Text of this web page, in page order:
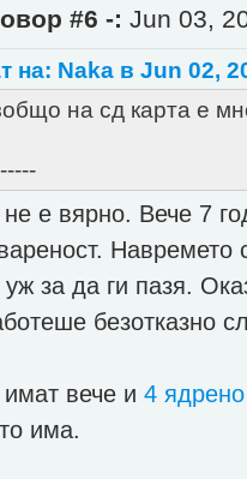
#6 -: Jun 03,
на: Naka в Jun 02,
на сд карта е
не е вярно. Вече 7
за да ги пазя.
безотказно
имат вече и4
има.